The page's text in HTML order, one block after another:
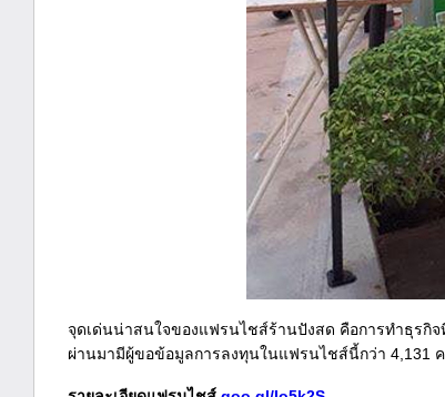
จุดเด่นน่าสนใจของแฟรนไชส์ร้านปังสด คือการทำธุรกิ
ผ่านมามีผู้ขอข้อมูลการลงทุนในแฟรนไชส์นี้กว่า 4,131